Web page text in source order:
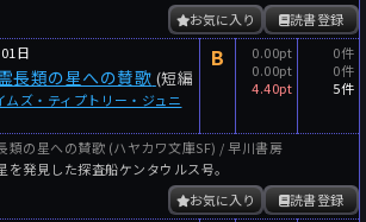
読書登録
お気に入り
日
長類の星への賛歌 (短編
ムズ・ティプトリー・ジュニ
B
0.00pt
0.00pt
4.40pt
0件
0件
5件
類の星への賛歌 (ハヤカワ文庫SF) / 早川書房
を発見した探査船ケンタウルス号。
読書登録
お気に入り